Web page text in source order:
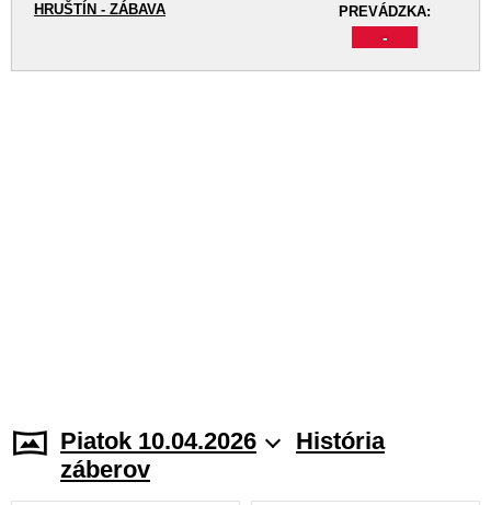
PREVÁDZKA:
-
HRUŠTÍN - ZÁBAVA
Piatok 10.04.2026
História
záberov